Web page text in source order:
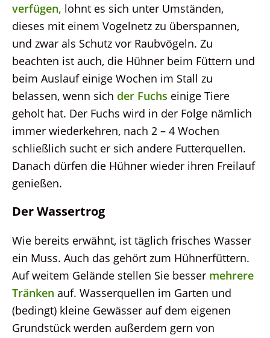
verfügen, lohnt es sich unter Umständen,
dieses mit einem Vogelnetz zu überspannen,
und zwar als Schutz vor Raubvögeln. Zu
beachten ist auch, die Hühner beim Füttern und
beim Auslauf einige Wochen im Stall zu
belassen, wenn sich der Fuchs einige Tiere
geholt hat. Der Fuchs wird in der Folge nämlich
immer wiederkehren, nach 2 – 4 Wochen
schließlich sucht er sich andere Futterquellen.
Danach dürfen die Hühner wieder ihren Freilauf
genießen.
Der Wassertrog
Wie bereits erwähnt, ist täglich frisches Wasser
ein Muss. Auch das gehört zum Hühnerfüttern.
Auf weitem Gelände stellen Sie besser mehrere
Tränken auf. Wasserquellen im Garten und
(bedingt) kleine Gewässer auf dem eigenen
Grundstück werden außerdem gern von